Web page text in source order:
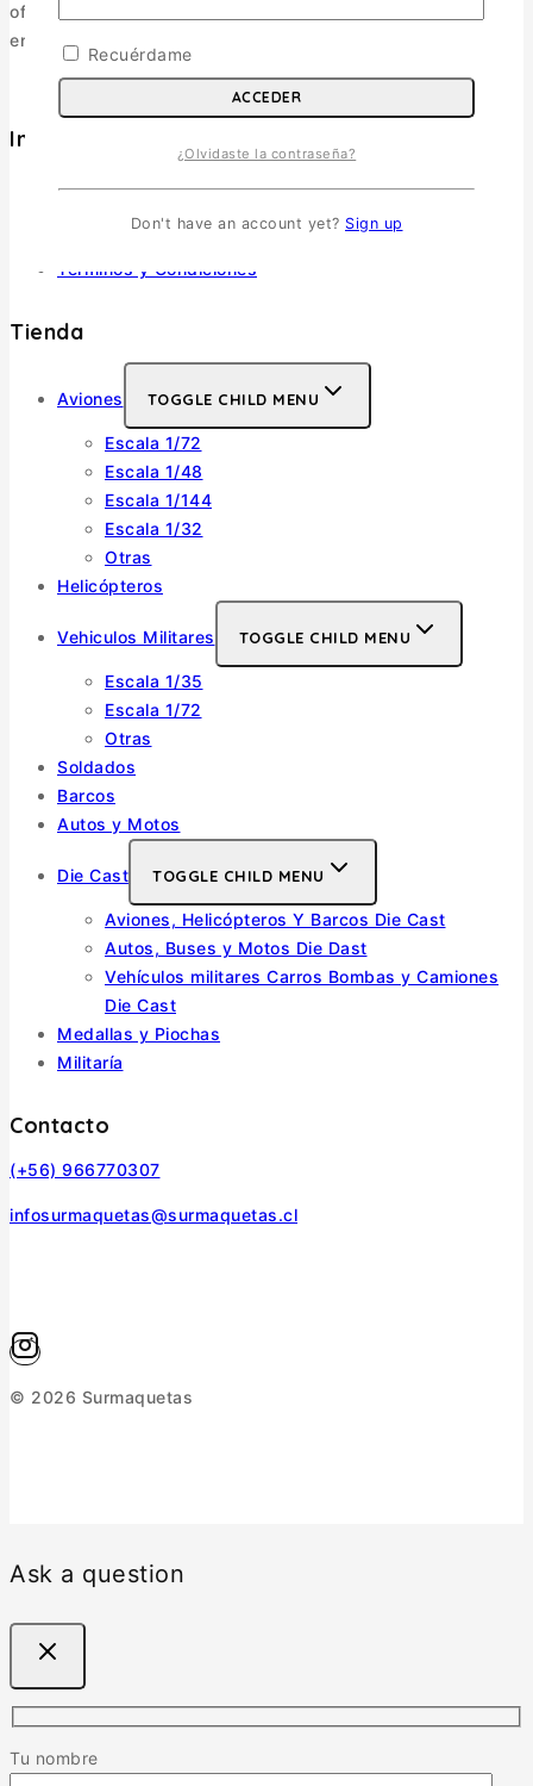
ofreciendo una selección pensada para coleccionistas y
entusiastas.
Informacion
Términos y Condiciones
Tienda
Aviones TOGGLE CHILD MENU
Escala 1/72
Escala 1/48
Escala 1/144
Escala 1/32
Otras
Helicópteros
Vehiculos Militares TOGGLE CHILD MENU
Escala 1/35
Escala 1/72
Otras
Soldados
Barcos
Autos y Motos
Die Cast TOGGLE CHILD MENU
Aviones, Helicópteros Y Barcos Die Cast
Autos, Buses y Motos Die Dast
Vehículos militares Carros Bombas y Camiones
Die Cast
Medallas y Piochas
Militaría
Contacto
(+56) 966770307
infosurmaquetas@surmaquetas.cl
© 2026 Surmaquetas
Ask a question
Tu nombre
Recuérdame
ACCEDER
¿Olvidaste la contraseña?
Don't have an account yet? Sign up